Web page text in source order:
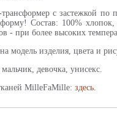
с застежкой
Состав: 100%
- при более высоких
модель изделия, цвета и
девочка, унисекс.
MilleFaMille: здесь.